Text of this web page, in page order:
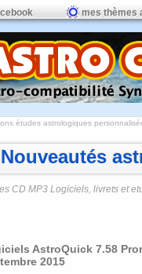
mes thèmes
études astrologiques
Nouveautés
CD MP3 Logiciels, livrets et
AstroQuick 7.58
2015